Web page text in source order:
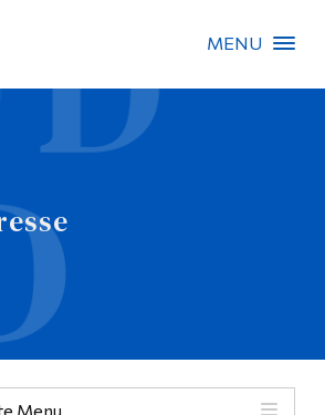
MENU
Menu
Recherche sur le site
Recherche de personnes
EN
Omnivox